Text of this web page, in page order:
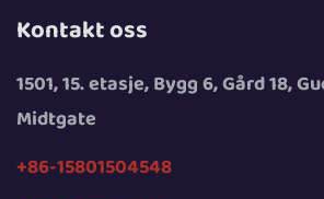
Kontakt oss
1501, 15. etasje, Bygg 6, Gård 18,
Midtgate
+86-15801504548